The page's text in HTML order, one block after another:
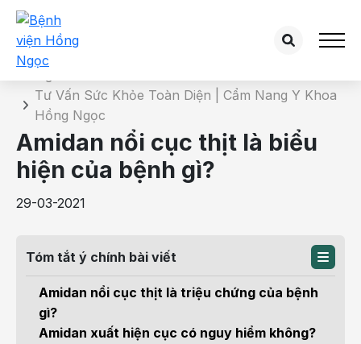
Chi tiết bài tư vấn
Tư Vấn Sức Khỏe Toàn Diện | Cẩm Nang Y Khoa
Hồng Ngọc
Amidan nổi cục thịt là biểu
hiện của bệnh gì?
29-03-2021
Tóm tắt ý chính bài viết
Amidan nổi cục thịt là triệu chứng của bệnh
gì?
Amidan xuất hiện cục có nguy hiểm không?